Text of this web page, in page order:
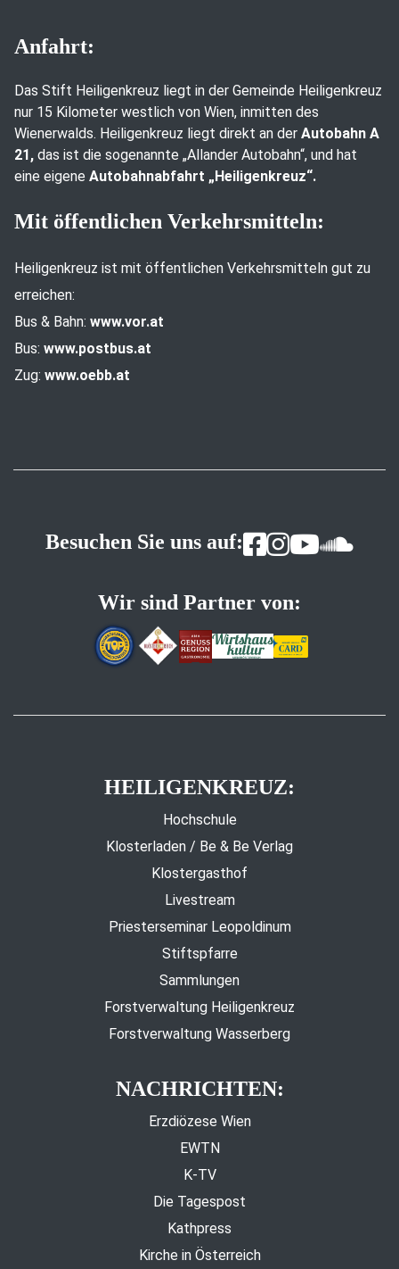
Anfahrt:
Das Stift Heiligenkreuz liegt in der Gemeinde Heiligenkreuz
nur 15 Kilometer westlich von Wien, inmitten des
Wienerwalds. Heiligenkreuz liegt direkt an der Autobahn A
21, das ist die sogenannte „Allander Autobahn“, und hat
eine eigene Autobahnabfahrt „Heiligenkreuz“.
Mit öffentlichen Verkehrsmitteln:
Heiligenkreuz ist mit öffentlichen Verkehrsmitteln gut zu
erreichen:
Bus & Bahn: www.vor.at
Bus: www.postbus.at
Zug: www.oebb.at
Besuchen Sie uns auf:
Wir sind Partner von:
HEILIGENKREUZ:
Hochschule
Klosterladen / Be & Be Verlag
Klostergasthof
Livestream
Priesterseminar Leopoldinum
Stiftspfarre
Sammlungen
Forstverwaltung Heiligenkreuz
Forstverwaltung Wasserberg
NACHRICHTEN:
Erzdiözese Wien
EWTN
K-TV
Die Tagespost
Kathpress
Kirche in Österreich